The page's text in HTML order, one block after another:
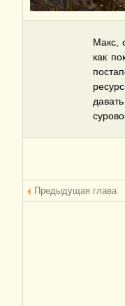
Макс,
как
Предыдущая глава